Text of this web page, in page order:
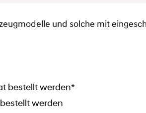
und solche mit
bestellt werden*
werden